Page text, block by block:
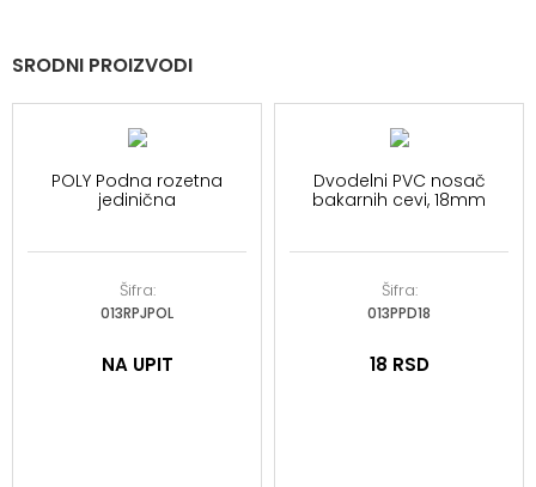
SRODNI PROIZVODI
POLY Podna rozetna
jedinična
Šifra:
013RPJPOL
NA UPIT
Dvodelni PVC nosač
bakarnih cevi, 18mm
Šifra:
013PPD18
18 RSD